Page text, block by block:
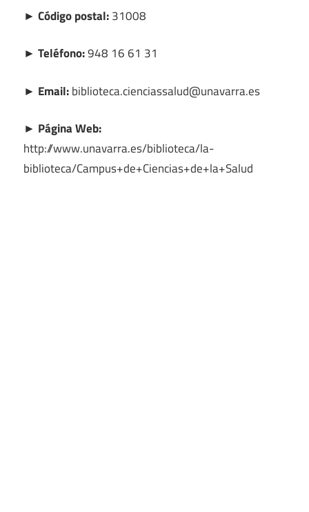
► Código postal:31008
► Teléfono:948 16 61 31
► Email:biblioteca.cienciassalud@unavarra.es
► Página Web:
http://www.unavarra.es/biblioteca/la-
biblioteca/Campus+de+Ciencias+de+la+Salud